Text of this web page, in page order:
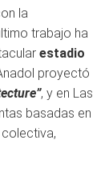
la
trabajo ha
estadio
proyectó
, y en Las
basadas en